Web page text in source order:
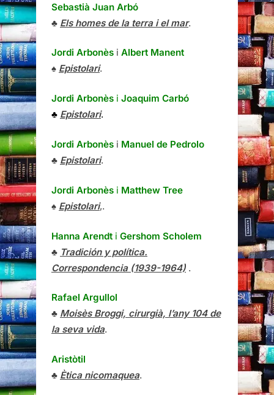
Sebastià Juan Arbó
♣ Els homes de la terra i el mar.
Jordi Arbonès i Albert Manent
♠ Epistolari.
Jordi Arbonès i Joaquim Carbó
♣ Epistolari.
Jordi Arbonès i Manuel de Pedrolo
♣ Epistolari.
Jordi Arbonès i Matthew Tree
♠ Epistolari,.
Hanna Arendt i Gershom Scholem
♣ Tradición y política.
Correspondencia (1939-1964) .
Rafael Argullol
♣ Moisès Broggi, cirurgià, l’any 104 de
la seva vida.
Aristòtil
♣ Ètica nicomaquea.